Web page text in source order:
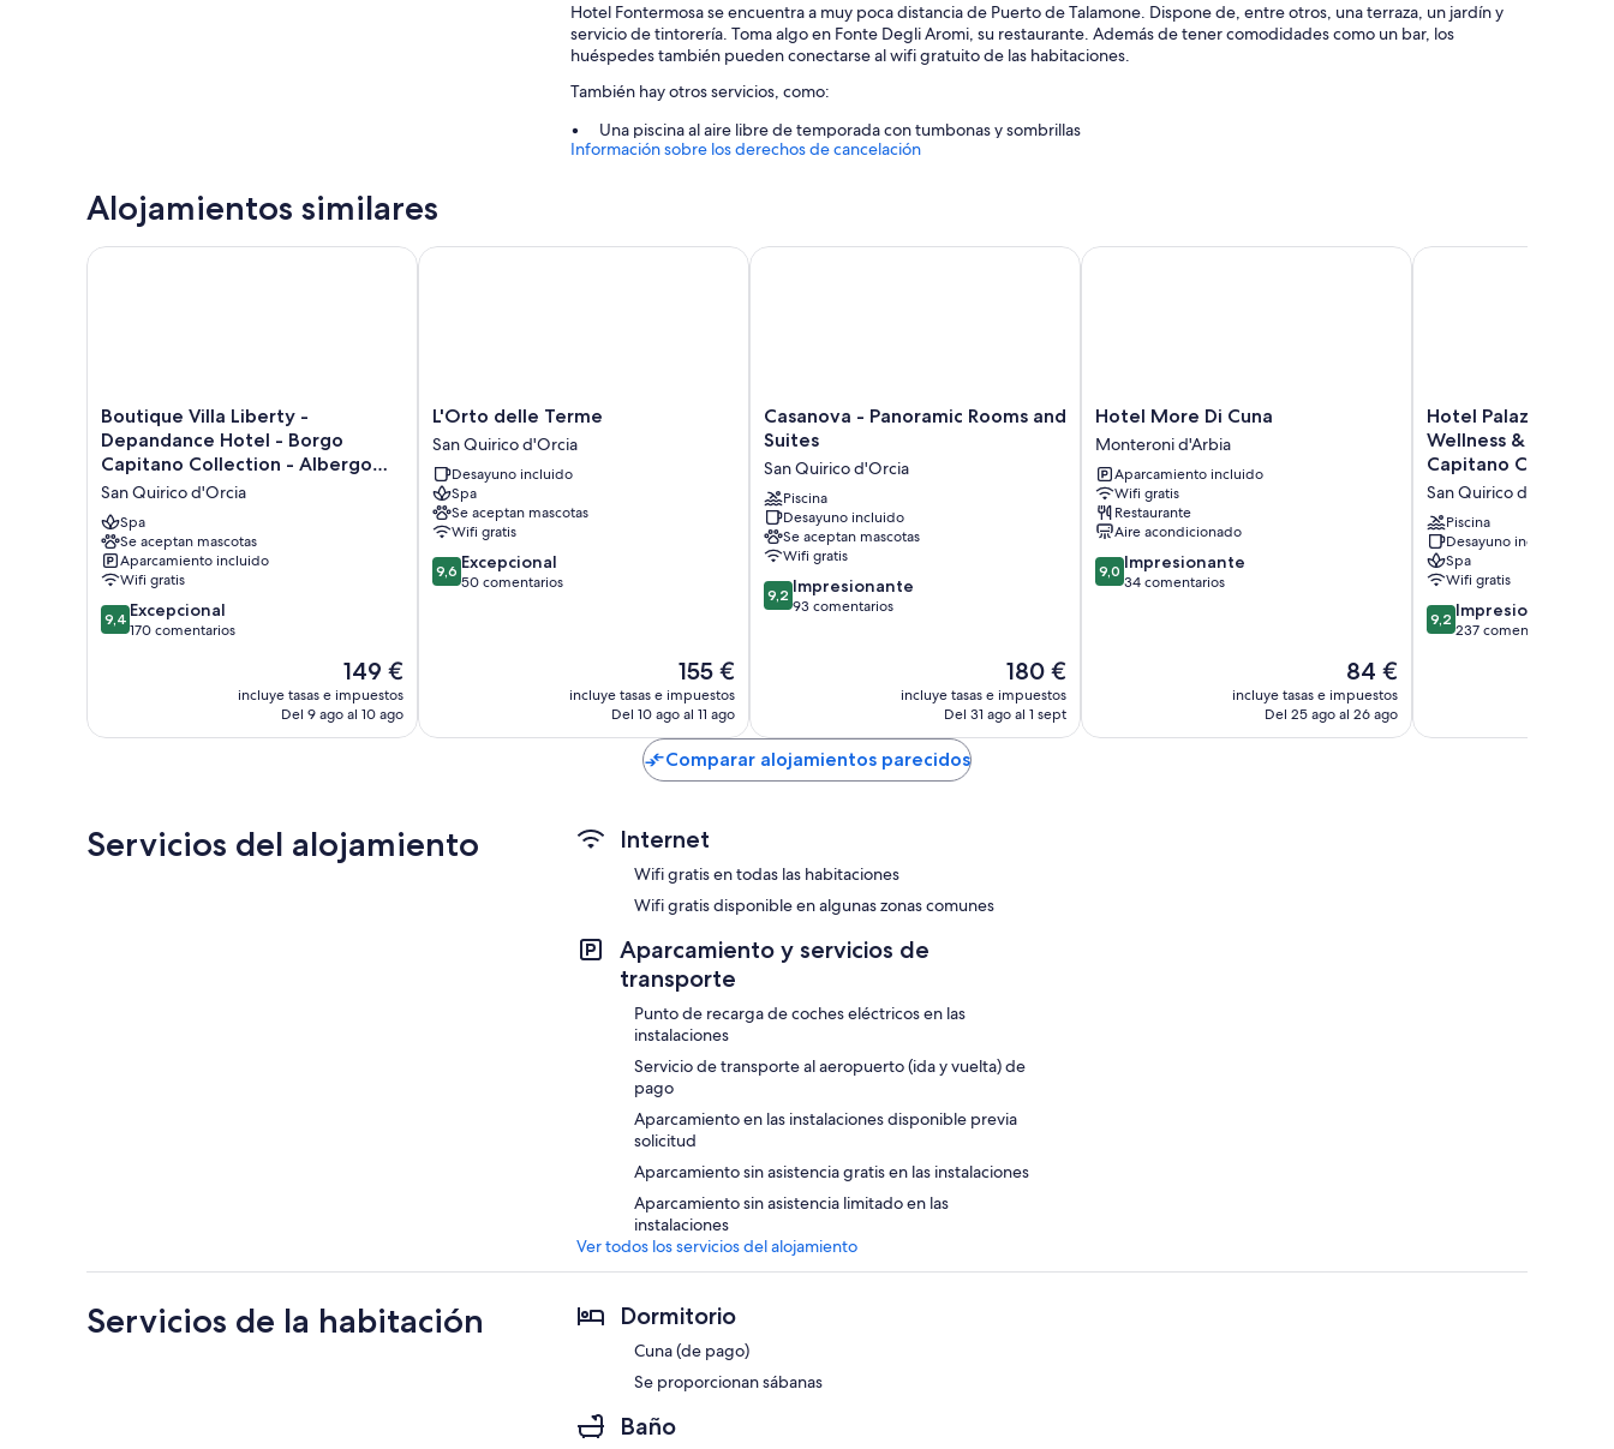
Hotel Fontermosa se encuentra a muy poca distancia de Puerto de Talamone. Dispone de, entre otros, una terraza, un jardín y
servicio de tintorería. Toma algo en Fonte Degli Aromi, su restaurante. Además de tener comodidades como un bar, los
huéspedes también pueden conectarse al wifi gratuito de las habitaciones.
También hay otros servicios, como:
Una piscina al aire libre de temporada con tumbonas y sombrillas
Aparcamiento gratis
Espacios sin humos, asistencia turística y para la compra de entradas y un huerto
Baños con bidés y secadores de pelo
Información sobre los derechos de cancelación
Alojamientos similares
Boutique
Villa
Liberty
-
Depandance
Hotel
-
Borgo
Capitano
Collection
-
d'Orcia
Boutique Villa Liberty -
Depandance Hotel - Borgo
Capitano Collection - Albergo
diffuso
San Quirico d'Orcia
Spa
Se aceptan mascotas
Aparcamiento incluido
Wifi gratis
9.4
sobre
9,4 Excepcional
170 comentarios
El
precio
actual
149 €
incluye tasas e impuestos
Del 9 ago al 10 ago
Boutique Villa Liberty - Depandance Hotel - Borgo Capitano Collection - Albergo diffuso
L'Orto
delle
Terme
San
Quirico
d'Orcia
L'Orto delle Terme
San Quirico d'Orcia
Desayuno incluido
Spa
Se aceptan mascotas
Wifi gratis
9.6
sobre
9,6 Excepcional
50 comentarios
El
precio
actual
de
155 €
155 €
incluye tasas e impuestos
Del 10 ago al 11 ago
L'Orto delle Terme
Casanova
-
Rooms
and
Suites
San
Quirico
d'Orcia
Casanova - Panoramic Rooms and
Suites
San Quirico d'Orcia
Piscina
Desayuno incluido
Se aceptan mascotas
Wifi gratis
9.2
sobre
9,2 Impresionante
93 comentarios
El
precio
actual
180 €
incluye tasas e impuestos
Del 31 ago al 1 sept
Casanova - Panoramic Rooms and Suites
Hotel
More
Di
Cuna
Monteroni
d'Arbia
Hotel More Di Cuna
Monteroni d'Arbia
Aparcamiento incluido
Wifi gratis
Restaurante
Aire acondicionado
9.0
sobre
9,0 Impresionante
34 comentarios
El
precio
actual
84 €
incluye tasas e impuestos
Del 25 ago al 26 ago
Hotel More Di Cuna
Hotel
Palazzo
del
Capitano
Wellness
&
Relais
-
Luxury
Borgo
Capitano
Hotel Palazzo del
Wellness & Relais -
Capitano Collection
San Quirico d'Orcia
Piscina
Desayuno incluido
Spa
Wifi gratis
9.2
sobre
9,2 Impresionante
237 comentarios
Hotel Palazzo del
Comparar alojamientos parecidos
Servicios del alojamiento Internet
Wifi gratis en todas las habitaciones
Wifi gratis disponible en algunas zonas comunes
Aparcamiento y servicios de
transporte
Punto de recarga de coches eléctricos en las
instalaciones
Servicio de transporte al aeropuerto (ida y vuelta) de
pago
Aparcamiento en las instalaciones disponible previa
solicitud
Aparcamiento sin asistencia gratis en las instalaciones
Aparcamiento sin asistencia limitado en las
instalaciones
Ver todos los servicios del alojamiento
Servicios de la habitación Dormitorio
Cuna (de pago)
Se proporcionan sábanas
Baño